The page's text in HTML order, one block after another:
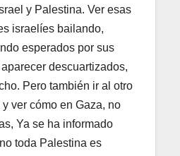
y Palestina. Ver esas
israelíes bailando,
esperados por sus
descuartizados,
Pero también ir al otro
y ver cómo en Gaza, no
Ya se ha informado
toda Palestina es